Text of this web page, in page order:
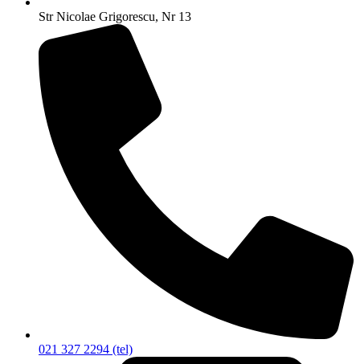
Str Nicolae Grigorescu, Nr 13
021 327 2294 (tel)